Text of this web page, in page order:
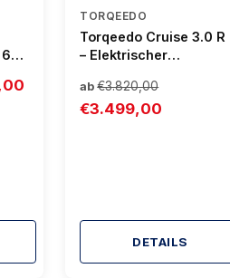
TORQEEDO
Torqeedo Cruise 3.0 R
– Elektrischer
3.000 W Leistung
ab€3.820,00
€3.499,00
DETAILS